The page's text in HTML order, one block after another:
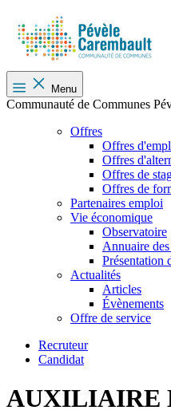
Menu
Communauté de Communes
Offres
Offres
Offres
Offres de
Offres de
Partenaires emploi
Vie économique
Observatoire
Annuaire
Présentation
Actualités
Articles
Évènements
Offre de service
Recruteur
Candidat
AUXILIAIRE